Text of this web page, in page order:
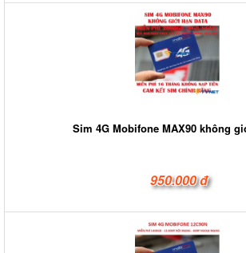
Sim 4G Mobifone MAX90 không
950.000 đ